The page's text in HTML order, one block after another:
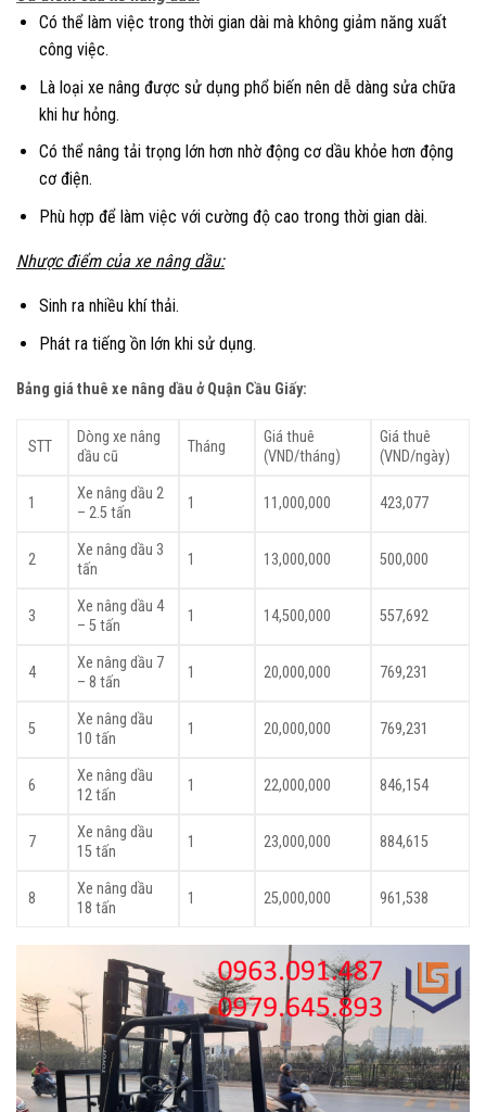
Có thể làm việc trong thời gian dài mà không giảm năng xuất
công việc.
Là loại xe nâng được sử dụng phổ biến nên dễ dàng sửa chữa
khi hư hỏng.
Có thể nâng tải trọng lớn hơn nhờ động cơ dầu khỏe hơn động
cơ điện.
Phù hợp để làm việc với cường độ cao trong thời gian dài.
Nhược điểm của xe nâng dầu:
Sinh ra nhiều khí thải.
Phát ra tiếng ồn lớn khi sử dụng.
Bảng giá thuê xe nâng dầu ở Quận Cầu Giấy:
STT
Dòng xe nâng
dầu cũ
Tháng
Giá thuê
(VND/tháng)
Giá thuê
(VND/ngày)
1
Xe nâng dầu 2
– 2.5 tấn
1 11,000,000 423,077
2
Xe nâng dầu 3
tấn
1 13,000,000 500,000
3
Xe nâng dầu 4
– 5 tấn
1 14,500,000 557,692
4
Xe nâng dầu 7
– 8 tấn
1 20,000,000 769,231
5
Xe nâng dầu
10 tấn
1 20,000,000 769,231
6
Xe nâng dầu
12 tấn
1 22,000,000 846,154
7
Xe nâng dầu
15 tấn
1 23,000,000 884,615
8
Xe nâng dầu
18 tấn
1 25,000,000 961,538